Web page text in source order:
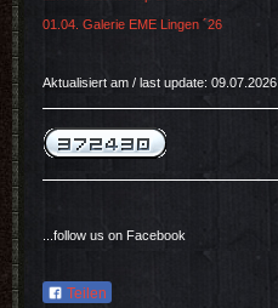
01.04. Galerie EME Lingen ´26
Aktualisiert am / last update: 09.07.2026
...follow us on Facebook
Teilen